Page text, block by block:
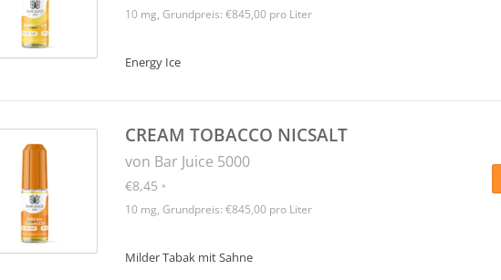
10 mg, Grundpreis: €845,00 pro Liter
Energy Ice
CREAM TOBACCO NICSALT
von Bar Juice 5000
€8,45 *
10 mg, Grundpreis: €845,00 pro Liter
Milder Tabak mit Sahne